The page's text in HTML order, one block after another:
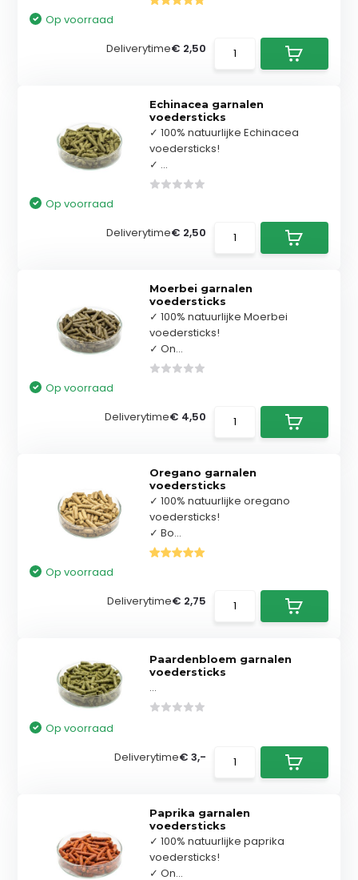
Op voorraad
Deliverytime€ 2,50
Echinacea garnalen
voedersticks
✓ 100% natuurlijke Echinacea
voedersticks!
✓ ...
Op voorraad
Deliverytime€ 2,50
Moerbei garnalen
voedersticks
✓ 100% natuurlijke Moerbei
voedersticks!
✓ On...
Op voorraad
Deliverytime€ 4,50
Oregano garnalen
voedersticks
✓ 100% natuurlijke oregano
voedersticks!
✓ Bo...
Op voorraad
Deliverytime€ 2,75
Paardenbloem garnalen
voedersticks
...
Op voorraad
Deliverytime€ 3,-
Paprika garnalen
voedersticks
✓ 100% natuurlijke paprika
voedersticks!
✓ On...